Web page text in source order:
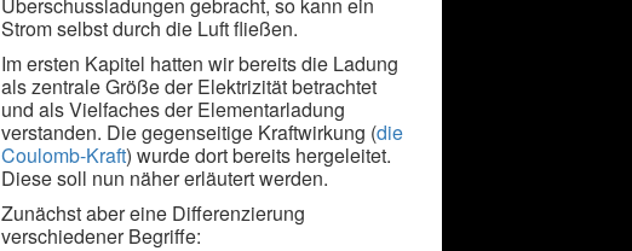
Strom selbst durch die Luft fließen.
Im ersten Kapitel hatten wir bereits die Ladung
als zentrale Größe der Elektrizität betrachtet
und als Vielfaches der Elementarladung
verstanden. Die gegenseitige Kraftwirkung (die
Coulomb-Kraft) wurde dort bereits hergeleitet.
Diese soll nun näher erläutert werden.
Zunächst aber eine Differenzierung
verschiedener Begriffe: